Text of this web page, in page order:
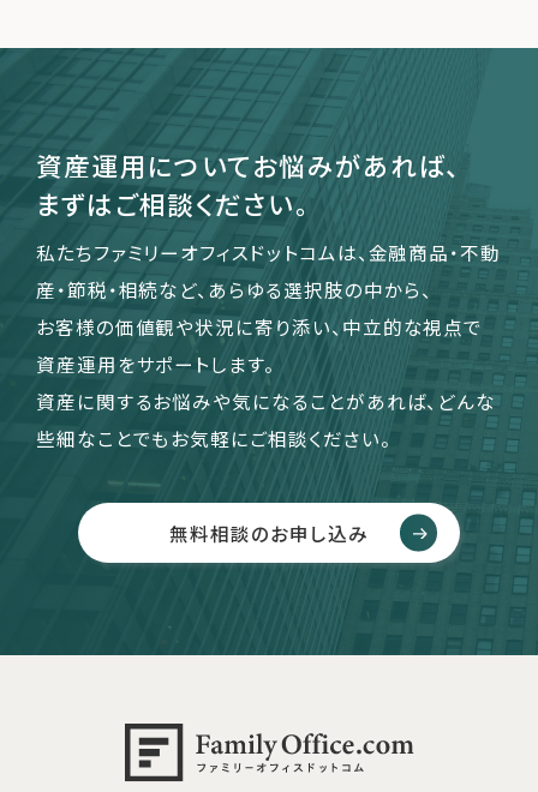
資産運用についてお悩みがあれば、
まずはご相談ください。
私たちファミリーオフィスドットコムは、金融商品・不動
産・節税・相続など、あらゆる選択肢の中から、
お客様の価値観や状況に寄り添い、中立的な視点で
資産運用をサポートします。
資産に関するお悩みや気になることがあれば、どんな
些細なことでもお気軽にご相談ください。
無料相談のお申し込み